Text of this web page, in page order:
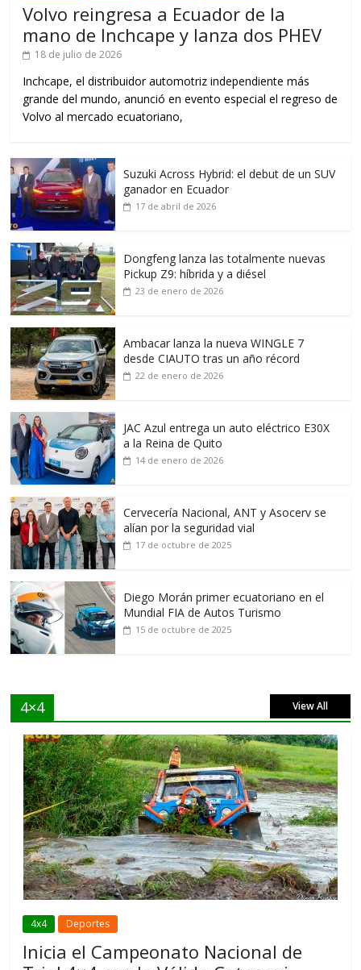
Volvo reingresa a Ecuador de la
mano de Inchcape y lanza dos PHEV
18 de julio de 2026
Inchcape, el distribuidor automotriz independiente más
grande del mundo, anunció en evento especial el regreso de
Volvo al mercado ecuatoriano,
Suzuki Across Hybrid: el debut de un SUV
ganador en Ecuador
17 de abril de 2026
Dongfeng lanza las totalmente nuevas
Pickup Z9: híbrida y a diésel
23 de enero de 2026
Ambacar lanza la nueva WINGLE 7
desde CIAUTO tras un año récord
22 de enero de 2026
JAC Azul entrega un auto eléctrico E30X
a la Reina de Quito
14 de enero de 2026
Cervecería Nacional, ANT y Asocerv se
alían por la seguridad vial
17 de octubre de 2025
Diego Morán primer ecuatoriano en el
Mundial FIA de Autos Turismo
15 de octubre de 2025
4×4 View All
4x4 Deportes
Inicia el Campeonato Nacional de